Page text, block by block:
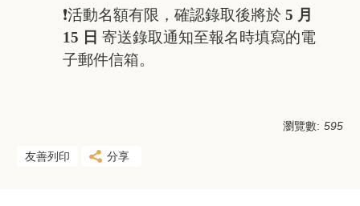
❗活動名額有限，確認錄取後將於 5 月
15 日 寄送錄取通知至報名時填寫的電
子郵件信箱。
瀏覽數: 595
友善列印 分享